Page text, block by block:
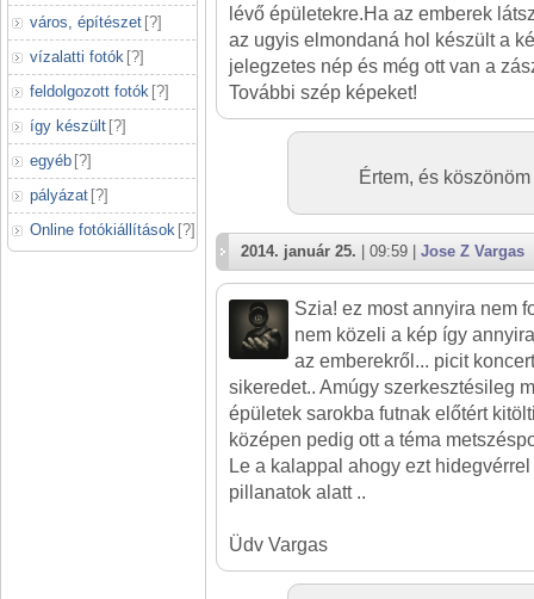
város, építészet [?]
vízalatti fotók [?]
feldolgozott fotók [?]
így készült [?]
egyéb [?]
pályázat [?]
Online fotókiállítások [?]
lévő épületekre.Ha az emberek
az ugyis elmondaná hol készült a
jelegzetes nép és még ott van a
További szép képeket!
Értem, és
2014. január 25. | 09:59 | Jose Z Vargas
Szia! ez most annyira nem
nem közeli a kép így
az emberekről... picit
sikeredet.. Amúgy szerkesztésileg
épületek sarokba futnak előtért
középen pedig ott a téma
Le a kalappal ahogy ezt
pillanatok alatt ..
Üdv Vargas